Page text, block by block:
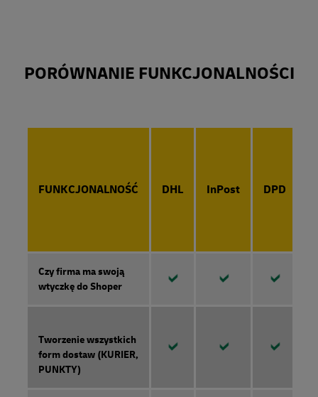
PORÓWNANIE FUNKCJONALNOŚCI
FUNKCJONALNOŚĆ DHL InPost DPD
Czy firma ma swoją
wtyczkę do Shoper
Tworzenie wszystkich
form dostaw (KURIER,
PUNKTY)